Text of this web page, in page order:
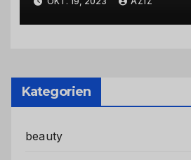
Kategorien
beauty